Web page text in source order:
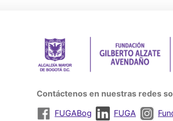
Contáctenos en nuestras redes
FUGABog
FUGA